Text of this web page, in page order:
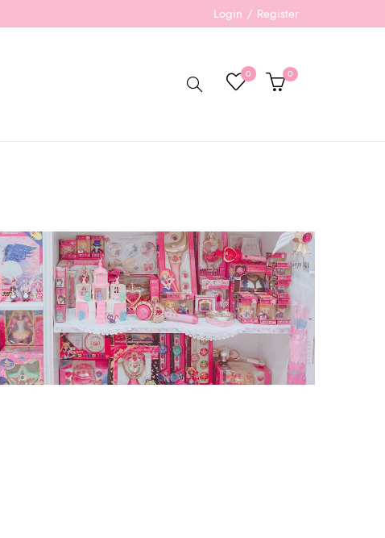
Login / Register
0 0